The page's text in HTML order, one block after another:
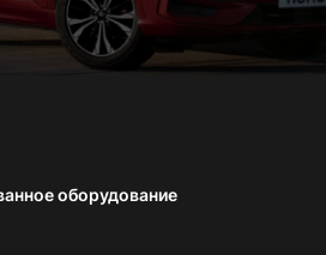
оборудование